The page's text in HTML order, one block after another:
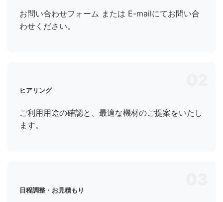
お問い合わせフォーム または E-mailにてお問い合
わせください。
ヒアリング
ご利用用途の確認と、最適な機材のご提案をいたし
ます。
日程調整・お見積もり